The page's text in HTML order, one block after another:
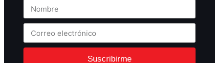
Suscribirme